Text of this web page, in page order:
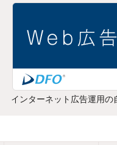
インターネット広告運用の